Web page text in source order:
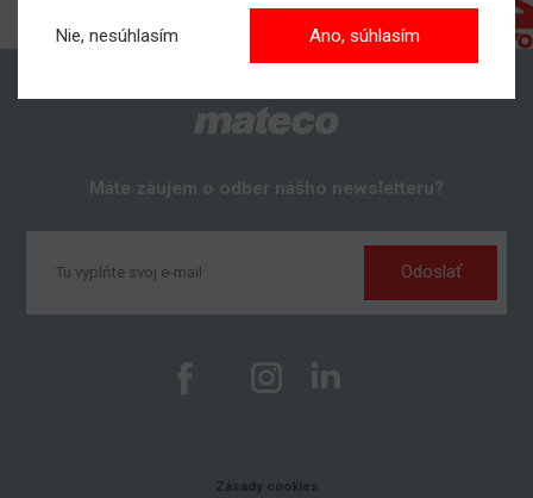
Máte záujem o odber nášho newsletteru?
Odoslať
Zásady cookies
Nie, nesúhlasím Ano, súhlasím